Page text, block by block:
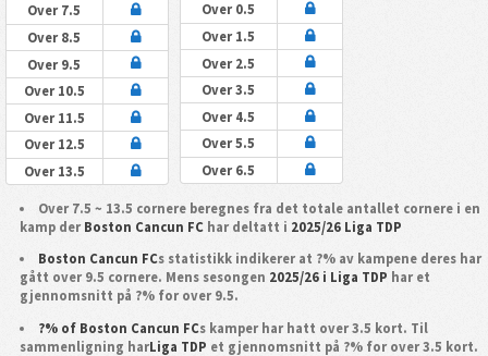
Over 7.5
Over 8.5
Over 9.5
Over 10.5
Over 11.5
Over 12.5
Over 13.5
Over 0.5
Over 1.5
Over 2.5
Over 3.5
Over 4.5
Over 5.5
Over 6.5
Over 7.5 ~ 13.5 cornere beregnes fra det totale antallet cornere i en
kamp der Boston Cancun FChar deltatt i 2025/26 Liga TDP
Boston Cancun FCs statistikk indikerer at ?% av kampene deres har
gått over 9.5 cornere. Mens sesongen 2025/26 i Liga TDP har et
gjennomsnitt på ?% for over 9.5.
?% of Boston Cancun FCs kamper har hatt over 3.5 kort. Til
sammenligning harLiga TDP et gjennomsnitt på ?% for over 3.5 kort.